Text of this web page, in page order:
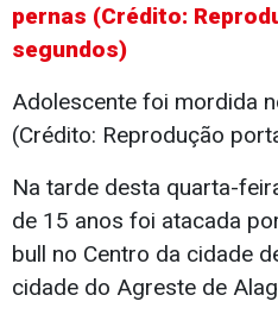
Adolescente foi mordida
(Crédito: Reprodução
Na tarde desta quarta-
de 15 anos foi atacada
bull no Centro da cidade
cidade do Agreste de